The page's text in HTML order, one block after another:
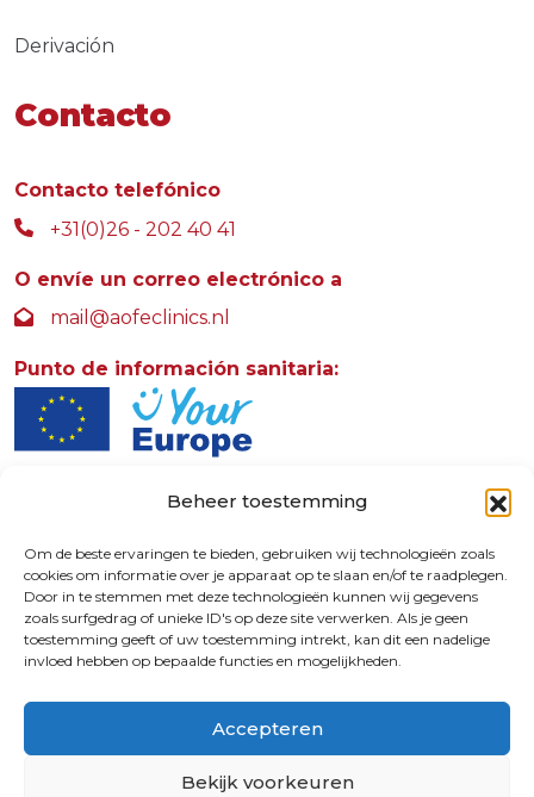
Beheer toestemming
Om de beste ervaringen te bieden, gebruiken wij technologieën zoals
cookies om informatie over je apparaat op te slaan en/of te raadplegen.
Door in te stemmen met deze technologieën kunnen wij gegevens
zoals surfgedrag of unieke ID's op deze site verwerken. Als je geen
toestemming geeft of uw toestemming intrekt, kan dit een nadelige
invloed hebben op bepaalde functies en mogelijkheden.
Accepteren
Bekijk voorkeuren
Derivación
Contacto
Contacto telefónico
+31(0)26 - 202 40 41
O envíe un correo electrónico a
mail@aofeclinics.nl
Punto de información sanitaria:
Rosendaalselaan 30
6891 DG
Rozendaal
© 2026 | 72730587